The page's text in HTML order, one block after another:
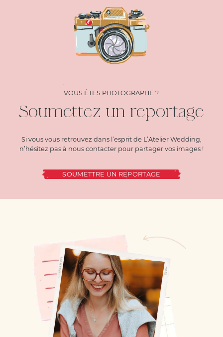
VOUS ÊTES PHOTOGRAPHE ?
Soumettez un reportage
Si vous vous retrouvez dans l’esprit de L’Atelier Wedding,
n’hésitez pas à nous contacter pour partager vos images !
SOUMETTRE UN REPORTAGE